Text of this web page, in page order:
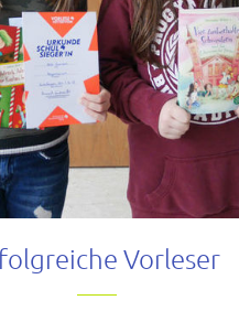
Vorleser